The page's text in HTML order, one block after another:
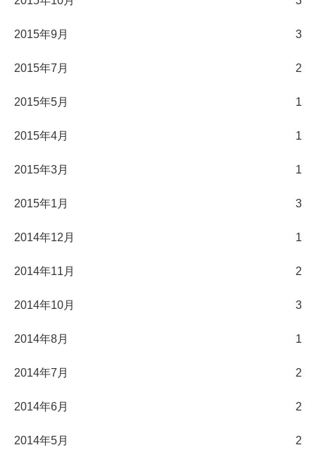
2015年9月 3
2015年7月 2
2015年5月 1
2015年4月 1
2015年3月 1
2015年1月 3
2014年12月 1
2014年11月 2
2014年10月 3
2014年8月 1
2014年7月 2
2014年6月 2
2014年5月 2